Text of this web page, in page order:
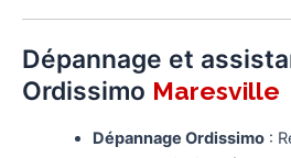
Dépannage et
Ordissimo Maresville
Dépannage Ordissimo: